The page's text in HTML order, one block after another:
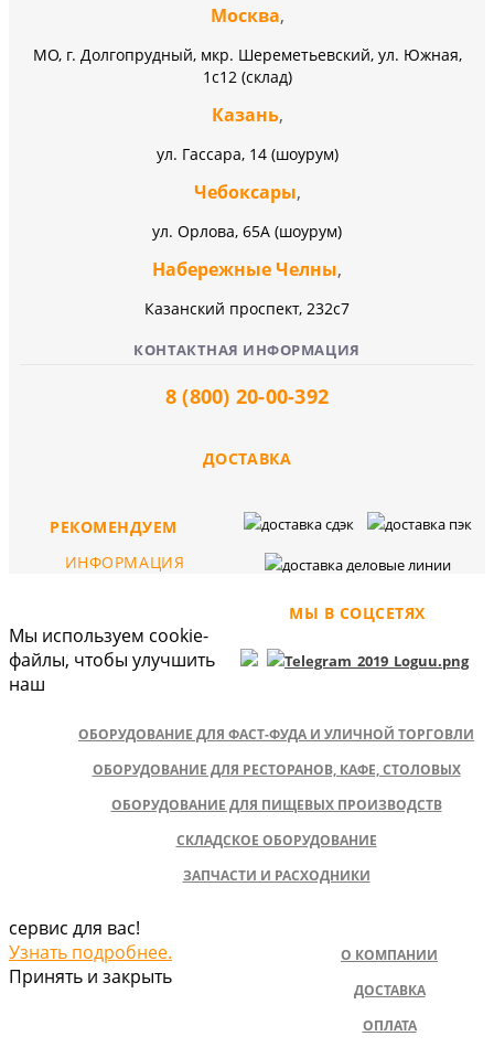
Москва,
МО, г. Долгопрудный, мкр. Шереметьевский, ул. Южная,
1с12 (склад)
Казань,
ул. Гассара, 14 (шоурум)
Чебоксары,
ул. Орлова, 65А (шоурум)
Набережные Челны,
Казанский проспект, 232c7
КОНТАКТНАЯ ИНФОРМАЦИЯ
8 (800) 20-00-392
ДОСТАВКА
МЫ В СОЦСЕТЯХ
РЕКОМЕНДУЕМ
ОБОРУДОВАНИЕ ДЛЯ ФАСТ-ФУДА И УЛИЧНОЙ ТОРГОВЛИ
ОБОРУДОВАНИЕ ДЛЯ РЕСТОРАНОВ, КАФЕ, СТОЛОВЫХ
ОБОРУДОВАНИЕ ДЛЯ ПИЩЕВЫХ ПРОИЗВОДСТВ
СКЛАДСКОЕ ОБОРУДОВАНИЕ
ЗАПЧАСТИ И РАСХОДНИКИ
ИНФОРМАЦИЯ
О КОМПАНИИ
ДОСТАВКА
ОПЛАТА
Мы используем cookie-
файлы, чтобы улучшить
наш
сервис для вас!
Узнать подробнее.
Принять и закрыть